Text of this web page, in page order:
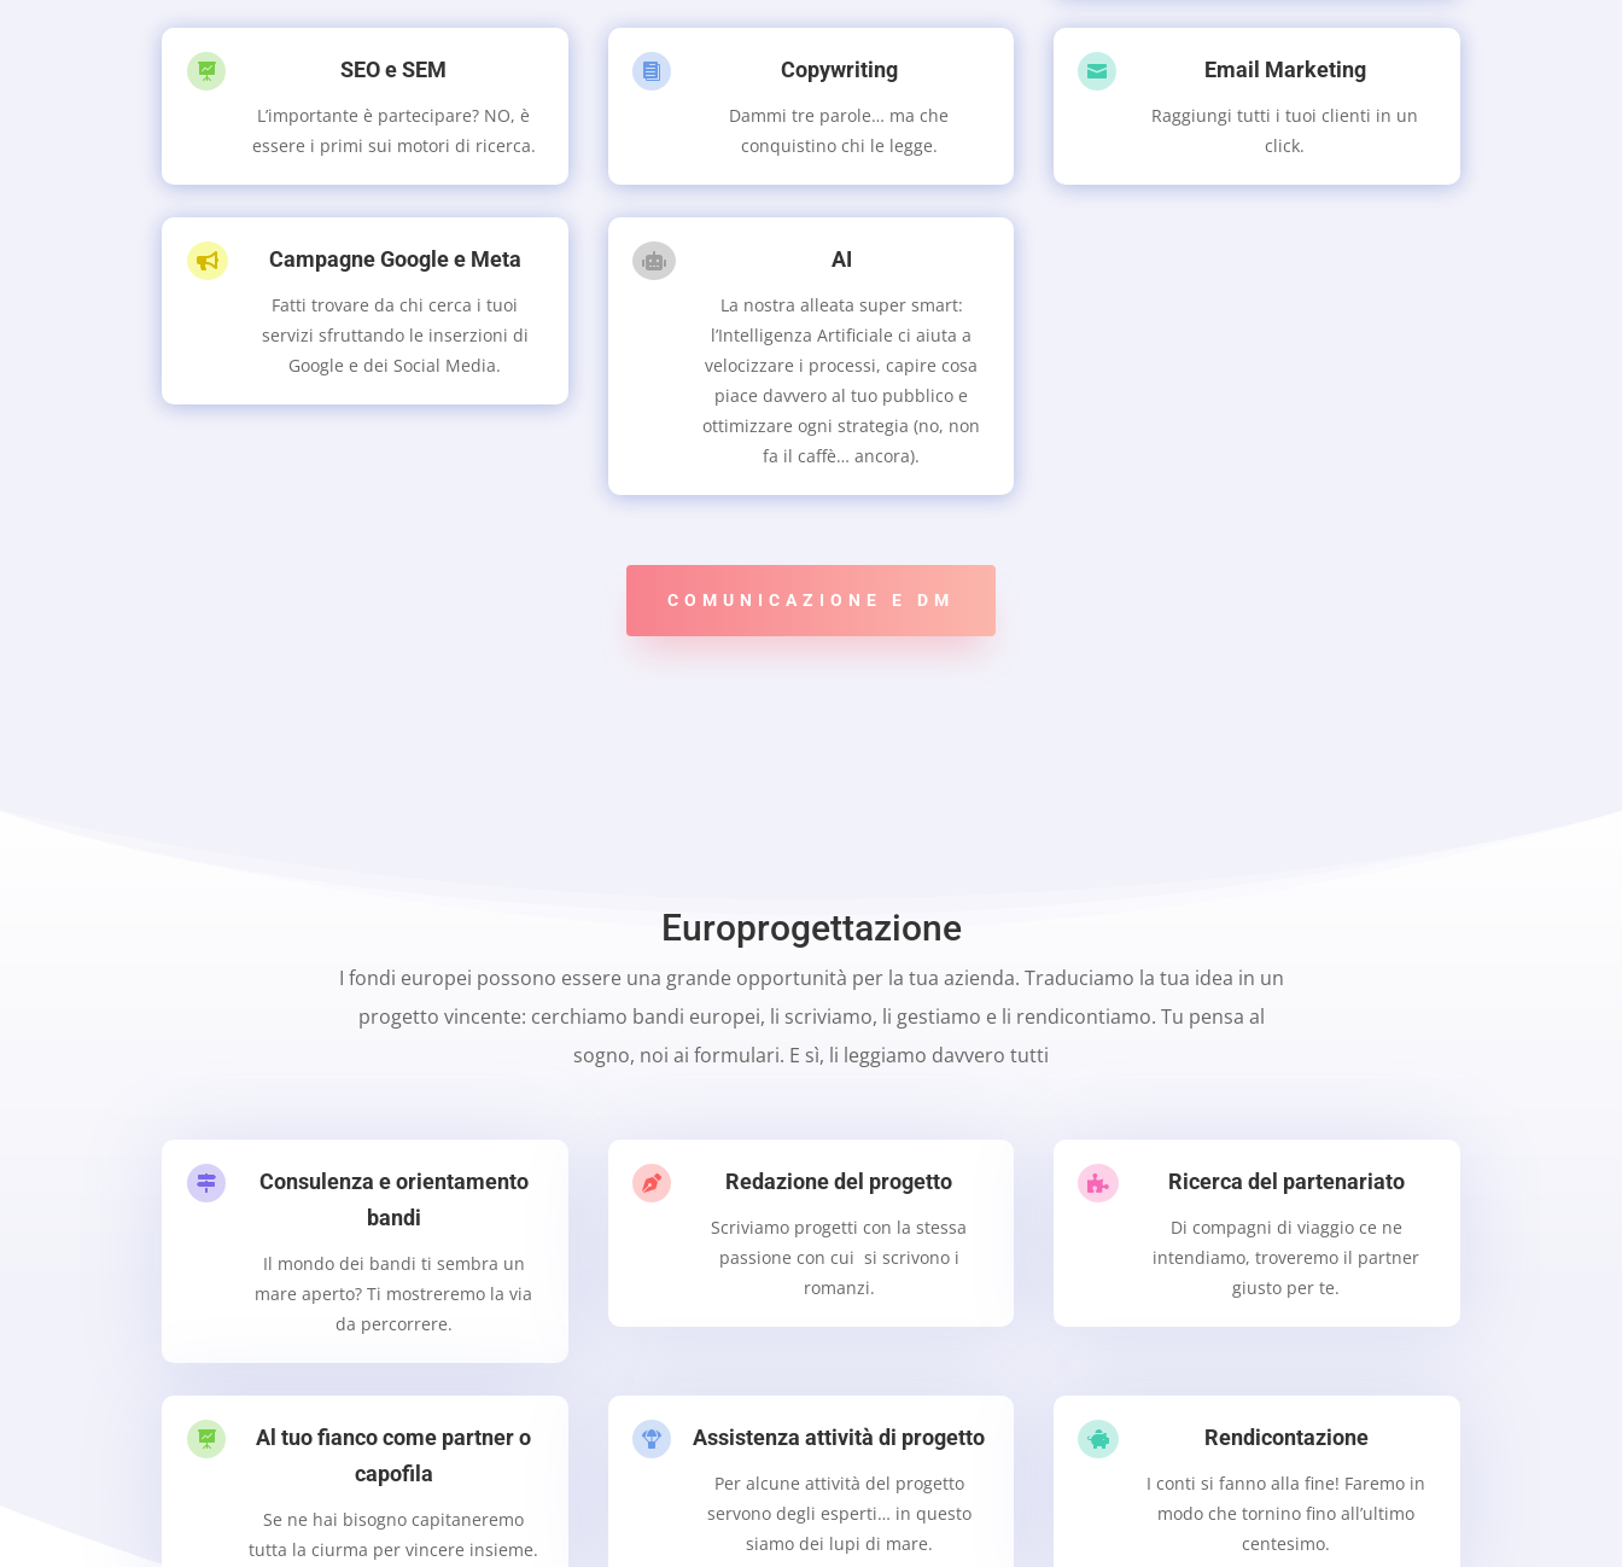
 SEO e SEM
L’importante è partecipare? NO, è
essere i primi sui motori di ricerca.
 Copywriting
Dammi tre parole… ma che
conquistino chi le legge.
 Email Marketing
Raggiungi tutti i tuoi clienti in un
click.
 Campagne Google e Meta
Fatti trovare da chi cerca i tuoi
servizi sfruttando le inserzioni di
Google e dei Social Media.
 AI
La nostra alleata super smart:
l’Intelligenza Artificiale ci aiuta a
velocizzare i processi, capire cosa
piace davvero al tuo pubblico e
ottimizzare ogni strategia (no, non
fa il caffè… ancora).
COMUNICAZIONE E DM
Europrogettazione
I fondi europei possono essere una grande opportunità per la tua azienda. Traduciamo la tua idea in un
progetto vincente: cerchiamo bandi europei, li scriviamo, li gestiamo e li rendicontiamo. Tu pensa al
sogno, noi ai formulari. E sì, li leggiamo davvero tutti

Consulenza e orientamento
bandi
Il mondo dei bandi ti sembra un
mare aperto? Ti mostreremo la via
da percorrere.
 Redazione del progetto
Scriviamo progetti con la stessa
passione con cui si scrivono i
romanzi.
 Ricerca del partenariato
Di compagni di viaggio ce ne
intendiamo, troveremo il partner
giusto per te.

Al tuo fianco come partner o
capofila
Se ne hai bisogno capitaneremo
tutta la ciurma per vincere insieme.
 Assistenza attività di progetto
Per alcune attività del progetto
servono degli esperti… in questo
siamo dei lupi di mare.
 Rendicontazione
I conti si fanno alla fine! Faremo in
modo che tornino fino all’ultimo
centesimo.